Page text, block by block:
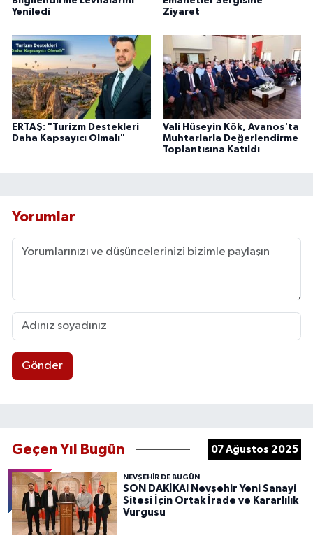
Yeniledi
Ziyaret
ERTAŞ: "Turizm Destekleri
Daha Kapsayıcı Olmalı"
Vali Hüseyin Kök, Avanos'ta
Muhtarlarla Değerlendirme
Toplantısına Katıldı
Yorumlar
Gönder
Geçen Yıl Bugün 07 Ağustos 2025
NEVŞEHIR DE BUGÜN
SON DAKİKA! Nevşehir Yeni Sanayi
Sitesi İçin Ortak İrade ve Kararlılık
Vurgusu